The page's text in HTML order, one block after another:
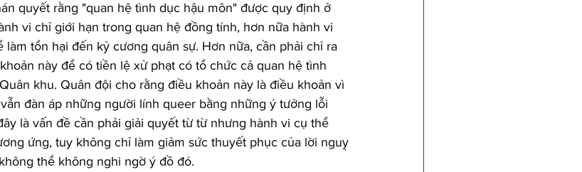
quyết rằng "quan hệ tình dục hậu môn" được quy định ở
vi chỉ giới hạn trong quan hệ đồng tính, hơn nữa hành vi
tổn hại đến kỷ cương quân sự. Hơn nữa, cần phải chỉ ra
này để có tiền lệ xử phạt có tổ chức cả quan hệ tình
khu. Quân đội cho rằng điều khoản này là điều khoản vì
đàn áp những người lính queer bằng những ý tưởng lỗi
là vấn đề cần phải giải quyết từ từ nhưng hành vi cụ thể
ứng, tuy không chỉ làm giảm sức thuyết phục của lời nguỵ
thể không nghi ngờ ý đồ đó.